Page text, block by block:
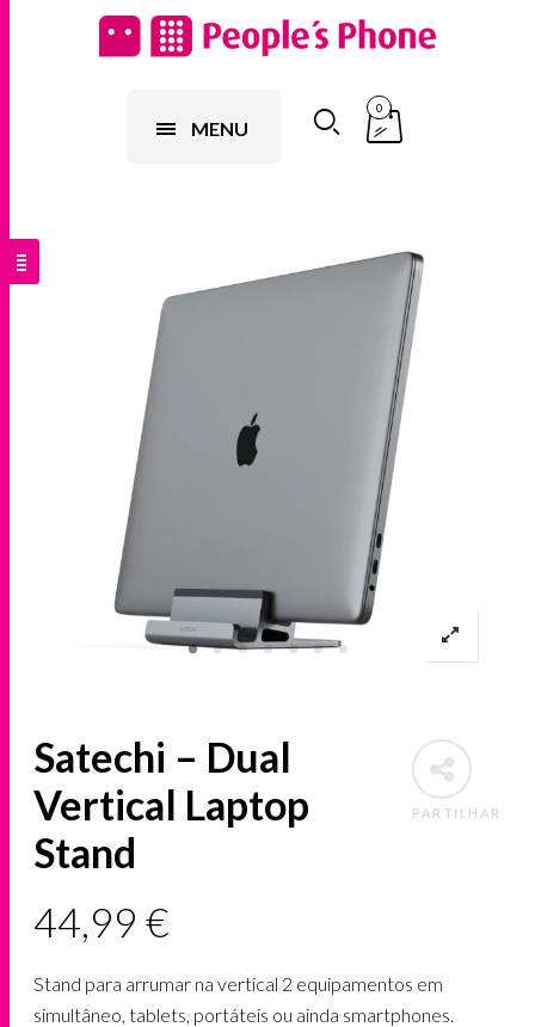
MENU
0
PARTILHAR
Satechi – Dual
Vertical Laptop
Stand
44,99€
Stand para arrumar na vertical 2 equipamentos em
simultâneo, tablets, portáteis ou ainda smartphones.